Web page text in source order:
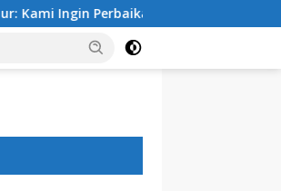
Perbaikan Sistem Keselamatan Lebih